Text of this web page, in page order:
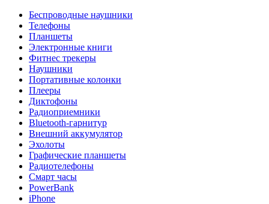
Беспроводные наушники
Телефоны
Планшеты
Электронные книги
Фитнес трекеры
Наушники
Портативные колонки
Плееры
Диктофоны
Радиоприемники
Bluetooth-гарнитур
Внешний аккумулятор
Эхолоты
Графические планшеты
Радиотелефоны
Смарт часы
PowerBank
iPhone